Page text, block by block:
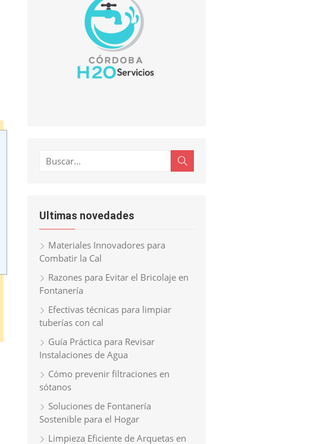
Buscar:
Ultimas novedades
Materiales Innovadores para
Combatir la Cal
Razones para Evitar el Bricolaje en
Fontanería
Efectivas técnicas para limpiar
tuberías con cal
Guía Práctica para Revisar
Instalaciones de Agua
Cómo prevenir filtraciones en
sótanos
Soluciones de Fontanería
Sostenible para el Hogar
Limpieza Eficiente de Arquetas en